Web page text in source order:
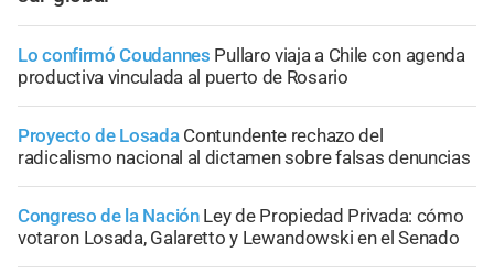
Lo confirmó Coudannes Pullaro viaja a Chile con agenda
productiva vinculada al puerto de Rosario
Proyecto de Losada Contundente rechazo del
radicalismo nacional al dictamen sobre falsas denuncias
Congreso de la Nación Ley de Propiedad Privada: cómo
votaron Losada, Galaretto y Lewandowski en el Senado